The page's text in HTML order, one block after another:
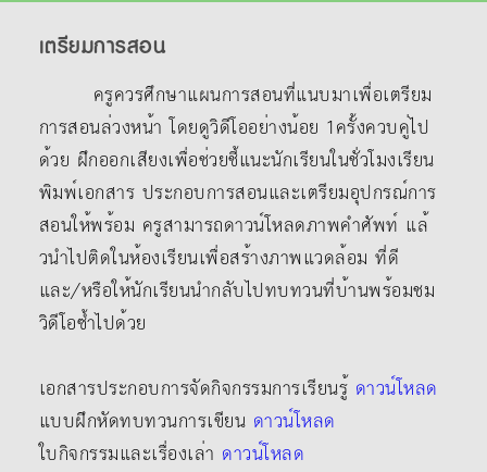
เตรียมการสอน
ครูควรศึกษาแผนการสอนที่แนบมาเพื่อเตรียม
การสอนล่วงหน้า โดยดูวิดีโออย่างน้อย 1ครั้งควบคู่ไป
ด้วย ฝึกออกเสียงเพื่อช่วยชี้แนะนักเรียนในชั่วโมงเรียน
พิมพ์เอกสาร ประกอบการสอนและเตรียมอุปกรณ์การ
สอนให้พร้อม ครูสามารถดาวน์โหลดภาพคําศัพท์ แล้
วนําไปติดในห้องเรียนเพื่อสร้างภาพแวดล้อม ที่ดี
และ/หรือให้นักเรียนนํากลับไปทบทวนที่บ้านพร้อมชม
วิดีโอซ้ำไปด้วย
เอกสารประกอบการจัดกิจกรรมการเรียนรู้ ดาวน์โหลด
แบบฝึกหัดทบทวนการเขียน ดาวน์โหลด
ใบกิจกรรมและเรื่องเล่า ดาวน์โหลด